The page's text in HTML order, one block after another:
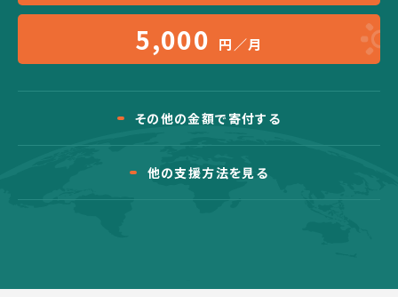
5,000 円／月
その他の金額で寄付する
他の支援方法を見る